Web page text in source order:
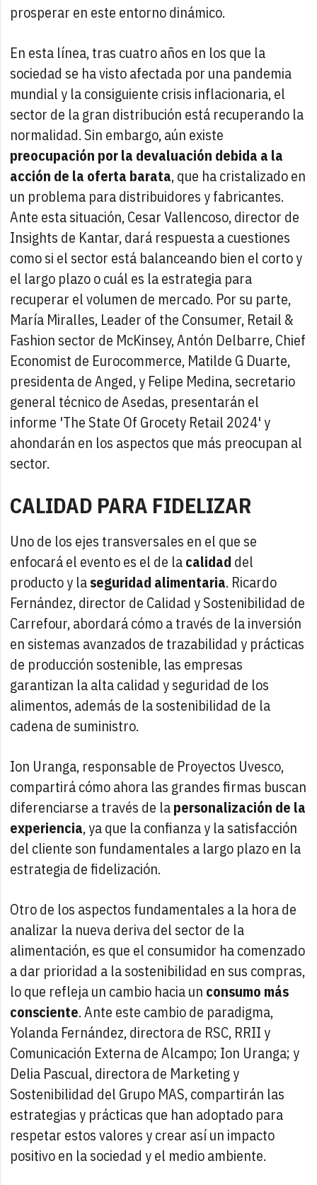
prosperar en este entorno dinámico.
En esta línea, tras cuatro años en los que la
sociedad se ha visto afectada por una pandemia
mundial y la consiguiente crisis inflacionaria, el
sector de la gran distribución está recuperando la
normalidad. Sin embargo, aún existe
preocupación por la devaluación debida a la
acción de la oferta barata, que ha cristalizado en
un problema para distribuidores y fabricantes.
Ante esta situación, Cesar Vallencoso, director de
Insights de Kantar, dará respuesta a cuestiones
como si el sector está balanceando bien el corto y
el largo plazo o cuál es la estrategia para
recuperar el volumen de mercado. Por su parte,
María Miralles, Leader of the Consumer, Retail &
Fashion sector de McKinsey, Antón Delbarre, Chief
Economist de Eurocommerce, Matilde G Duarte,
presidenta de Anged, y Felipe Medina, secretario
general técnico de Asedas, presentarán el
informe 'The State Of Grocety Retail 2024' y
ahondarán en los aspectos que más preocupan al
sector.
CALIDAD PARA FIDELIZAR
Uno de los ejes transversales en el que se
enfocará el evento es el de lacalidad del
producto y laseguridad alimentaria. Ricardo
Fernández, director de Calidad y Sostenibilidad de
Carrefour, abordará cómo a través de la inversión
en sistemas avanzados de trazabilidad y prácticas
de producción sostenible, las empresas
garantizan la alta calidad y seguridad de los
alimentos, además de la sostenibilidad de la
cadena de suministro.
Ion Uranga, responsable de Proyectos Uvesco,
compartirá cómo ahora las grandes firmas buscan
diferenciarse a través de lapersonalización de la
experiencia, ya que la confianza y la satisfacción
del cliente son fundamentales a largo plazo en la
estrategia de fidelización.
Otro de los aspectos fundamentales a la hora de
analizar la nueva deriva del sector de la
alimentación, es que el consumidor ha comenzado
a dar prioridad a la sostenibilidad en sus compras,
lo que refleja un cambio hacia un consumo más
consciente. Ante este cambio de paradigma,
Yolanda Fernández, directora de RSC, RRII y
Comunicación Externa de Alcampo; Ion Uranga; y
Delia Pascual, directora de Marketing y
Sostenibilidad del Grupo MAS, compartirán las
estrategias y prácticas que han adoptado para
respetar estos valores y crear así un impacto
positivo en la sociedad y el medio ambiente.